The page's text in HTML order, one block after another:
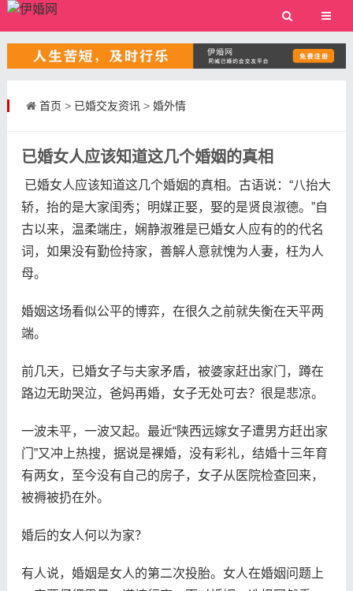
首页 > 已婚交友资讯> 婚外情
已婚女人应该知道这几个婚姻的真相
已婚女人应该知道这几个婚姻的真相。古语说：“八抬大
轿，抬的是大家闺秀；明媒正娶，娶的是贤良淑德。”自
古以来，温柔端庄，娴静淑雅是已婚女人应有的的代名
词，如果没有勤俭持家，善解人意就愧为人妻，枉为人
母。
婚姻这场看似公平的博弈，在很久之前就失衡在天平两
端。
前几天，已婚女子与夫家矛盾，被婆家赶出家门，蹲在
路边无助哭泣，爸妈再婚，女子无处可去？很是悲凉。
一波未平，一波又起。最近“陕西远嫁女子遭男方赶出家
门”又冲上热搜，据说是裸婚，没有彩礼，结婚十三年育
有两女，至今没有自己的房子，女子从医院检查回来，
被褥被扔在外。
婚后的女人何以为家？
有人说，婚姻是女人的第二次投胎。女人在婚姻问题上